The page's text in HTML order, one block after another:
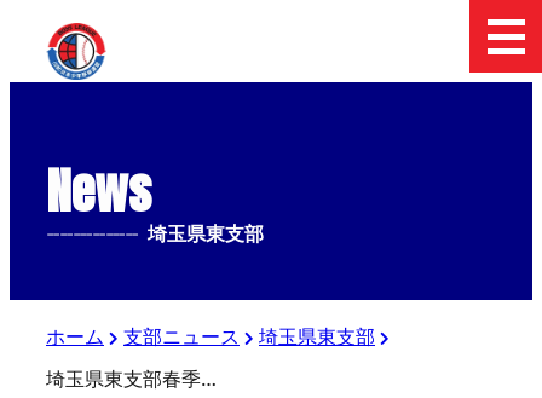
News
-------------- 埼玉県東支部
ホーム 支部ニュース
埼玉県東支部
埼玉県東支部春季支部大会(ジャイアンツカップ予選大会)